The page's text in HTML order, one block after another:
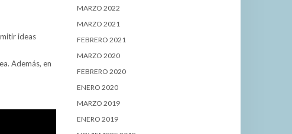
ideas
Además, en
MARZO 2022
MARZO 2021
FEBRERO 2021
MARZO 2020
FEBRERO 2020
ENERO 2020
MARZO 2019
ENERO 2019